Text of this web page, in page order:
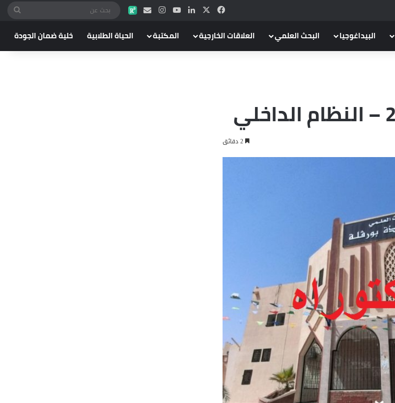
البيداغوجيا البحث العلمي العلاقات الخارجية المكتبة الحياة الطلابية خلية ضمان الجودة